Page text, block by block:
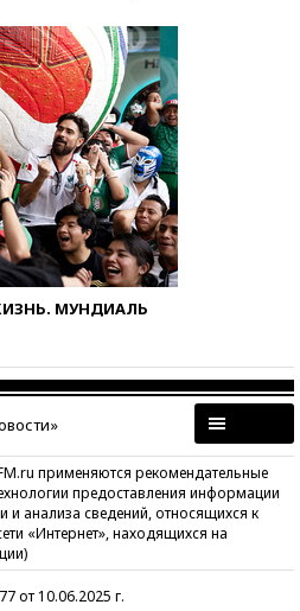
МУНДИАЛЬ
применяются рекомендательные
предоставления информации
и анализа сведений, относящихся к
«Интернет», находящихся на
от 10.06.2025 г.